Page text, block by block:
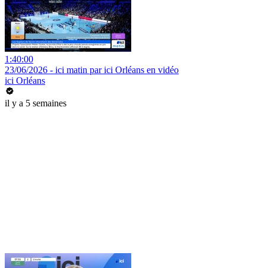
1:40:00
23/06/2026 - ici matin par ici Orléans en vidéo
ici Orléans
il y a 5 semaines